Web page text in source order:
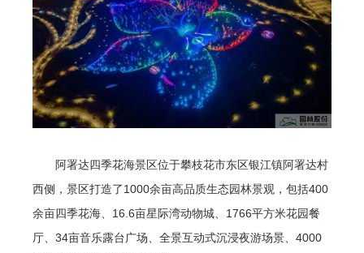
阿署达四季花海景区位于攀枝花市东区银江镇阿署达村
西侧，景区打造了1000余亩高品质生态园林景观，包括400
余亩四季花海、16.6亩星际湾动物城、1766平方米花园餐
厅、34亩音乐露台广场、全景互动式沉浸夜游场景、4000